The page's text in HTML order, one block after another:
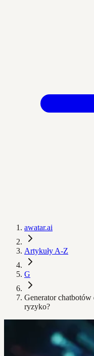
awatar.ai
Artykuły A-Z
G
Generator
ryzyko?